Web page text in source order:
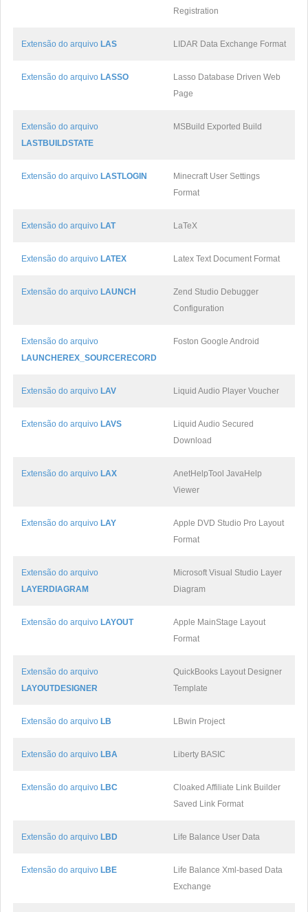
Registration
Extensão do arquivo LAS LIDAR Data Exchange Format
Extensão do arquivo LASSO
Lasso Database Driven Web
Page
Extensão do arquivo
LASTBUILDSTATE
MSBuild Exported Build
Extensão do arquivo LASTLOGIN
Minecraft User Settings
Format
Extensão do arquivo LAT LaTeX
Extensão do arquivo LATEX Latex Text Document Format
Extensão do arquivo LAUNCH
Zend Studio Debugger
Configuration
Extensão do arquivo
LAUNCHEREX_SOURCERECORD
Foston Google Android
Extensão do arquivo LAV Liquid Audio Player Voucher
Extensão do arquivo LAVS
Liquid Audio Secured
Download
Extensão do arquivo LAX
AnetHelpTool JavaHelp
Viewer
Extensão do arquivo LAY
Apple DVD Studio Pro Layout
Format
Extensão do arquivo
LAYERDIAGRAM
Microsoft Visual Studio Layer
Diagram
Extensão do arquivo LAYOUT
Apple MainStage Layout
Format
Extensão do arquivo
LAYOUTDESIGNER
QuickBooks Layout Designer
Template
Extensão do arquivo LB LBwin Project
Extensão do arquivo LBA Liberty BASIC
Extensão do arquivo LBC
Cloaked Affiliate Link Builder
Saved Link Format
Extensão do arquivo LBD Life Balance User Data
Extensão do arquivo LBE
Life Balance Xml-based Data
Exchange